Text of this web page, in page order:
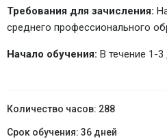
Требования для зачисления:
среднего профессионального
Начало обучения: В течение 1-
288
36 дней